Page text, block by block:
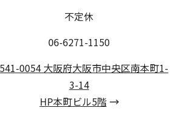
不定休
06-6271-1150
0054 大阪府大阪市中央区南本町1-
3-14
HP本町ビル5階